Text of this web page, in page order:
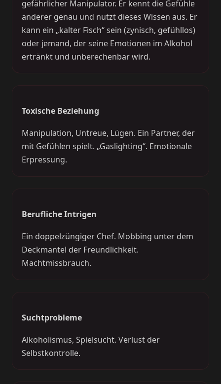
gefährlicher Manipulator. Er kennt die Gefühle
anderer genau und nutzt dieses Wissen aus. Er
kann ein „kalter Fisch“ sein (zynisch, gefühllos)
oder jemand, der seine Emotionen im Alkohol
ertränkt und unberechenbar wird.
Toxische Beziehung
Manipulation, Untreue, Lügen. Ein Partner, der
mit Gefühlen spielt. „Gaslighting“. Emotionale
Erpressung.
Berufliche Intrigen
Ein doppelzüngiger Chef. Mobbing unter dem
Deckmantel der Freundlichkeit.
Machtmissbrauch.
Suchtprobleme
Alkoholismus, Spielsucht. Verlust der
Selbstkontrolle.